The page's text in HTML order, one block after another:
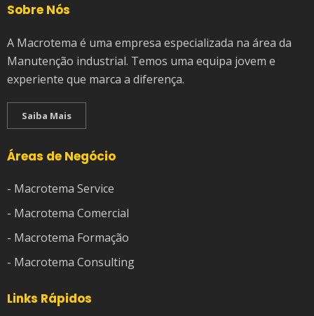
Sobre Nós
A Macrotema é uma empresa especializada na área da
Manutenção industrial. Temos uma equipa jovem e
experiente que marca a diferença.
Saiba Mais
Áreas de Negócio
- Macrotema Service
- Macrotema Comercial
- Macrotema Formação
- Macrotema Consulting
Links Rápidos